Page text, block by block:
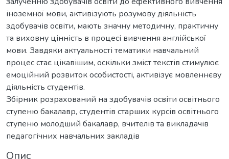
іноземної мови, активізують розумову діяльність
здобувачів освіти, мають значну методичну, практичну
та виховну цінність в процесі вивчення англійської
мови. Завдяки актуальності тематики навчальний
процес стає цікавішим, оскільки зміст текстів стимулює
емоційний розвиток особистості, активізує мовленнєву
діяльність студентів.
Збірник розрахований на здобувачів освіти освітнього
ступеню бакалавр, студентів старших курсів освітнього
ступеню молодший бакалавр, вчителів та викладачів
педагогічних навчальних закладів
Опис